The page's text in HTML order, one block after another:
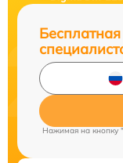
Нажимая на кнопку